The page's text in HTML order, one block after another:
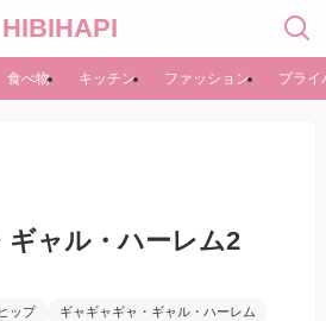
HIBIHAPI
食べ物 キッチン ファッション プライ
ギャル・ハーレム2
ップ
ギャギャギャ・ギャル・ハーレム